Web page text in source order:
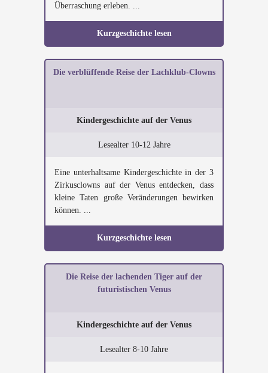
Überraschung erleben. ...
Kurzgeschichte lesen
Die verblüffende Reise der Lachklub-Clowns
Kindergeschichte auf der Venus
Lesealter 10-12 Jahre
Eine unterhaltsame Kindergeschichte in der 3
Zirkusclowns auf der Venus entdecken, dass
kleine Taten große Veränderungen bewirken
können. ...
Kurzgeschichte lesen
Die Reise der lachenden Tiger auf der
futuristischen Venus
Kindergeschichte auf der Venus
Lesealter 8-10 Jahre